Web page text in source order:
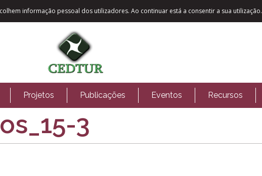
informação pessoal dos utilizadores. Ao continuar está a consentir a sua utilização.
Projetos Publicações Eventos Recursos
3